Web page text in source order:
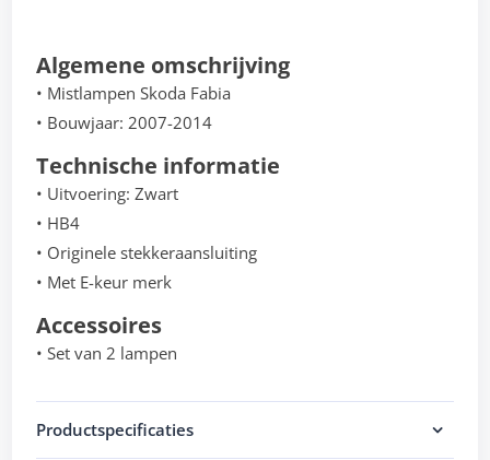
Algemene omschrijving
• Mistlampen Skoda Fabia
• Bouwjaar: 2007-2014
Technische informatie
• Uitvoering: Zwart
• HB4
• Originele stekkeraansluiting
• Met E-keur merk
Accessoires
• Set van 2 lampen
Productspecificaties